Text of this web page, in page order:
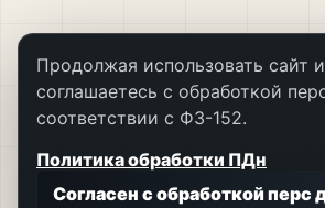
Продолжая использовать сайт
соглашаетесь с обработкой
соответствии с ФЗ-152.
Политика обработки ПДн
Согласен с обработкой перс